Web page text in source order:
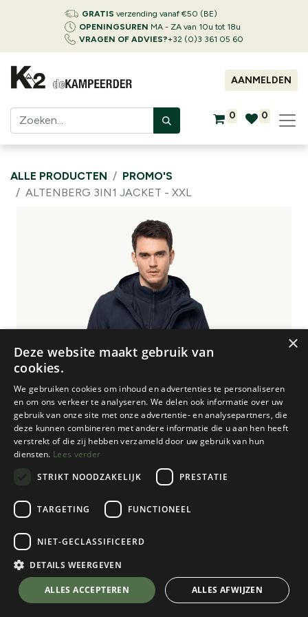
GRATIS verzending vanaf €50 (BE)
OPENINGSUREN MA - ZA van 10u tot 18u
VRAGEN OF ADVIES?+32 (0)3 361 05 60
AANMELDEN
0 0
ALLE PRODUCTEN
PROMO'S
ALTENBERG 3IN1 JACKET - XXL
Jack Wolfskin
Altenberg 3in1 Jacket - XXL
Night Blue
Kies een maat
💬 Stel je vraag over dit product via WhatsApp
×
Deze website maakt gebruik van
cookies.
We gebruiken cookies om inhoud en advertenties te personaliseren
en om ons verkeer te analyseren. We delen ook informatie over uw
gebruik van onze site met onze advertentie- en analysepartners, die
deze kunnen combineren met andere informatie die u aan hen heeft
verstrekt of die zij hebben verzameld door uw gebruik van hun
diensten. Lees verder
STRIKT NOODZAKELIJK
PRESTATIE
TARGETING FUNCTIONEEL
NIET-GECLASSIFICEERD
DETAILS WEERGEVEN
ALLES ACCEPTEREN ALLES AFWIJZEN